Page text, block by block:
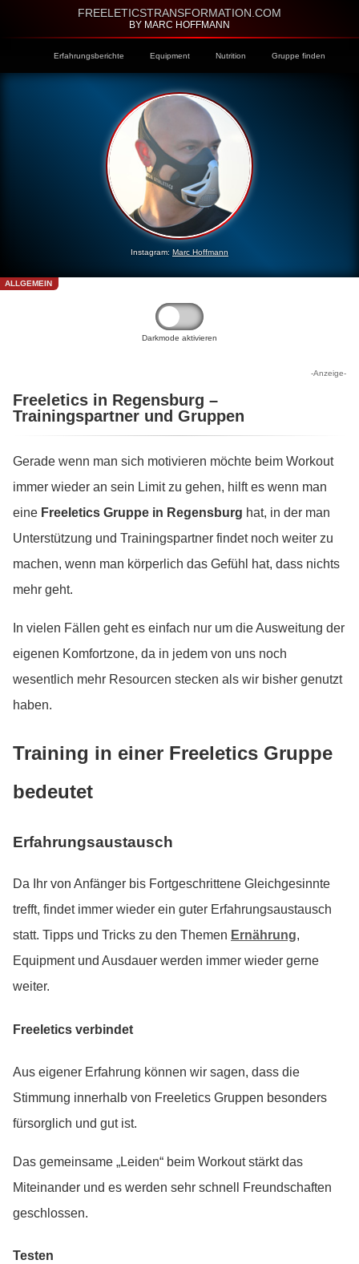
FREELETICSTRANSFORMATION.COM
BY MARC HOFFMANN
Erfahrungsberichte Equipment Nutrition Gruppe finden
Instagram: Marc Hoffmann
ALLGEMEIN
Darkmode aktivieren
-Anzeige-
Freeletics in Regensburg –
Trainingspartner und Gruppen
Gerade wenn man sich motivieren möchte beim Workout
immer wieder an sein Limit zu gehen, hilft es wenn man
eine Freeletics Gruppe in Regensburg hat, in der man
Unterstützung und Trainingspartner findet noch weiter zu
machen, wenn man körperlich das Gefühl hat, dass nichts
mehr geht.
In vielen Fällen geht es einfach nur um die Ausweitung der
eigenen Komfortzone, da in jedem von uns noch
wesentlich mehr Resourcen stecken als wir bisher genutzt
haben.
Training in einer Freeletics Gruppe
bedeutet
Erfahrungsaustausch
Da Ihr von Anfänger bis Fortgeschrittene Gleichgesinnte
trefft, findet immer wieder ein guter Erfahrungsaustausch
statt. Tipps und Tricks zu den Themen Ernährung,
Equipment und Ausdauer werden immer wieder gerne
weiter.
Freeletics verbindet
Aus eigener Erfahrung können wir sagen, dass die
Stimmung innerhalb von Freeletics Gruppen besonders
fürsorglich und gut ist.
Das gemeinsame „Leiden“ beim Workout stärkt das
Miteinander und es werden sehr schnell Freundschaften
geschlossen.
Testen